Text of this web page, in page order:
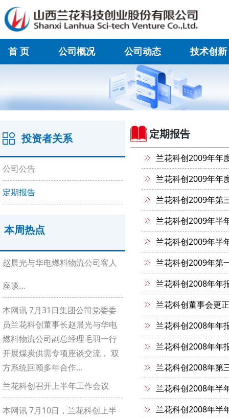
首 页 公司概况 公司动态
技术创新
投资者关系
公司公告
定期报告
本周热点
赵晨光与华电燃料物流公司客人
座谈…
本网讯 7月31日集团公司党委委
员兰花科创董事长赵晨光与华电
燃料物流公司副总经理毛羽一行
开展煤炭供需专项座谈交流， 双
方系统回顾多年合作...
兰花科创召开上半年工作会议
本网讯 7月10日，兰花科创上半
定期报告
兰花科创2009年年
兰花科创2009年年
兰花科创2009年第
兰花科创2009年半
兰花科创2009年半
兰花科创2009年第
兰花科创2008年年
兰花科创董事会更
兰花科创2008年年
兰花科创2008年年
兰花科创2008年第
兰花科创2008年半
兰花科创2008年半